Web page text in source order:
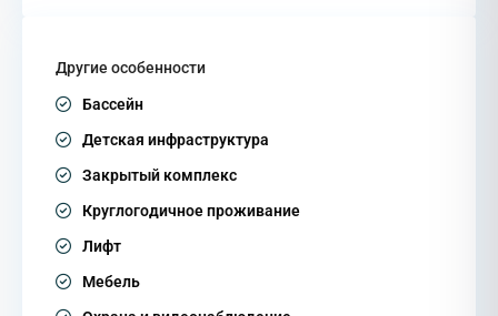
Другие особенности
Бассейн
Детская инфраструктура
Закрытый комплекс
Круглогодичное проживание
Лифт
Мебель